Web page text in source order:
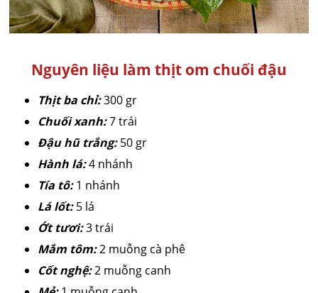
Nguyên liệu làm thịt om chuối đậu
Thịt ba chỉ:300 gr
Chuối xanh:7 trái
Đậu hũ trắng:50 gr
Hành lá:4 nhánh
Tía tô:1 nhánh
Lá lốt:5 lá
Ớt tươi:3 trái
Mắm tôm:2 muỗng cà phê
Cốt nghệ:2 muỗng canh